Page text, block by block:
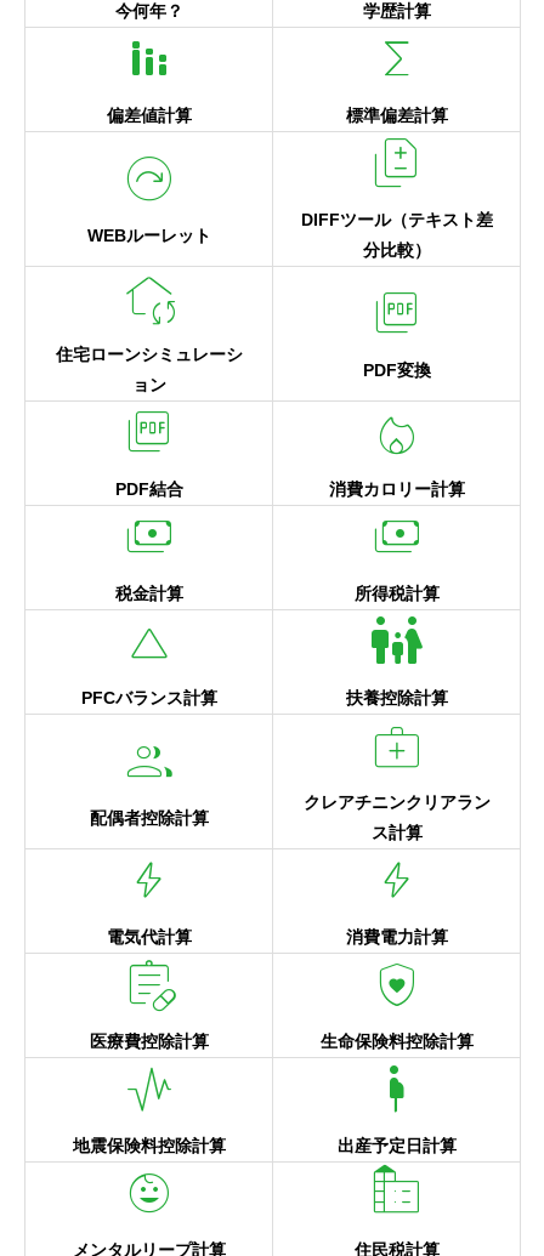
今何年？ 学歴計算
stacked_bar_chart
偏差値計算
functions
標準偏差計算
next_plan
WEBルーレット
difference
DIFFツール（テキスト差
分比較）
wifi_home
住宅ローンシミュレーシ
ョン
picture_as_pdf
PDF変換
picture_as_pdf
PDF結合
local_fire_department
消費カロリー計算
payments
税金計算
payments
所得税計算
change_history
PFCバランス計算
family_restroom
扶養控除計算
group
配偶者控除計算
medical_services
クレアチニンクリアラン
ス計算
bolt
電気代計算
bolt
消費電力計算
prescriptions
医療費控除計算
shield_with_heart
生命保険料控除計算
earthquake
地震保険料控除計算
pregnant_woman
出産予定日計算
child_care
メンタルリープ計算
source_environment
住民税計算